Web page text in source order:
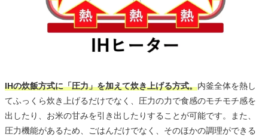
IHの炊飯方式に「圧力」を加えて炊き上げる方式。内釜全体を熱し
てふっくら炊き上げるだけでなく、圧力の力で食感のモチモチ感を
出したり、お米の甘みを引き出したりすることが可能です。また、
圧力機能があるため、ごはんだけでなく、そのほかの調理ができる